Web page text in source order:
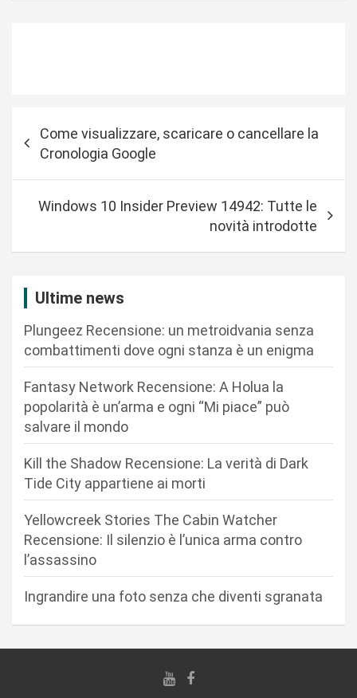
a
Come visualizzare, scaricare o cancellare la
Cronologia Google
Windows 10 Insider Preview 14942: Tutte le
novità introdotte
Ultime news
Plungeez Recensione: un metroidvania senza
combattimenti dove ogni stanza è un enigma
Fantasy Network Recensione: A Holua la
popolarità è un’arma e ogni “Mi piace” può
salvare il mondo
Kill the Shadow Recensione: La verità di Dark
Tide City appartiene ai morti
Yellowcreek Stories The Cabin Watcher
Recensione: Il silenzio è l’unica arma contro
l’assassino
Ingrandire una foto senza che diventi sgranata